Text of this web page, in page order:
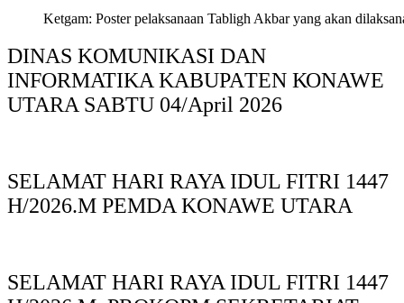
Ketgam: Poster pelaksanaan Tabligh Akbar yang akan
DINAS KOMUNIKASI DAN
INFORMATIKA KABUPAΤΕΝ ΚΟNAWE
UTARA SABTU 04/April 2026
SELAMAT HARI RAYA IDUL FITRI 1447
H/2026.M PEMDA KONAWE UTARA
SELAMAT HARI RAYA IDUL FITRI 1447